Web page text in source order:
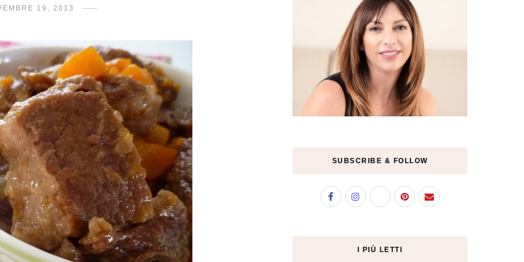
19, 2013
SUBSCRIBE & FOLLOW
I PIÙ LETTI